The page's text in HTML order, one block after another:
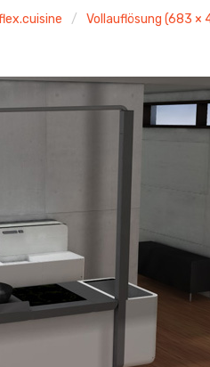
Vollauflösung (683 ×